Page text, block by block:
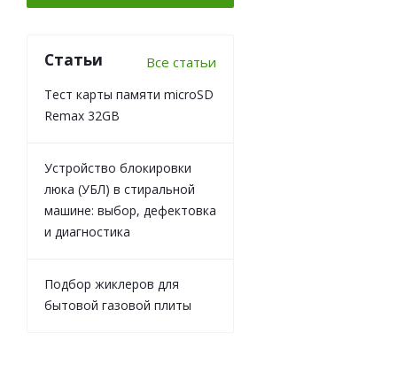
Статьи Все статьи
Тест карты памяти microSD
Remax 32GB
Устройство блокировки
люка (УБЛ) в стиральной
машине: выбор, дефектовка
и диагностика
Подбор жиклеров для
бытовой газовой плиты